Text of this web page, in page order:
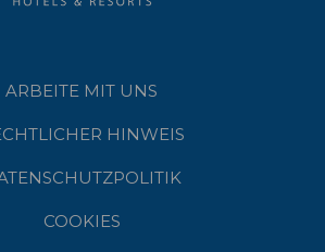
ARBEITE MIT UNS
HINWEIS
COOKIES